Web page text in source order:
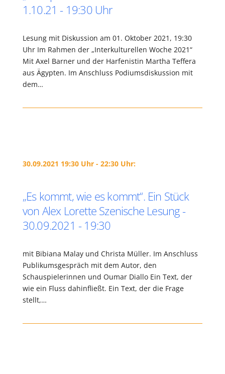
1.10.21 - 19:30 Uhr
Lesung mit Diskussion am 01. Oktober 2021, 19:30
Uhr Im Rahmen der „Interkulturellen Woche 2021“
Mit Axel Barner und der Harfenistin Martha Teffera
aus Ägypten. Im Anschluss Podiumsdiskussion mit
dem…
30.09.2021 19:30 Uhr - 22:30 Uhr:
„Es kommt, wie es kommt“. Ein Stück
von Alex Lorette Szenische Lesung -
30.09.2021 - 19:30
mit Bibiana Malay und Christa Müller. Im Anschluss
Publikumsgespräch mit dem Autor, den
Schauspielerinnen und Oumar Diallo Ein Text, der
wie ein Fluss dahinfließt. Ein Text, der die Frage
stellt,…